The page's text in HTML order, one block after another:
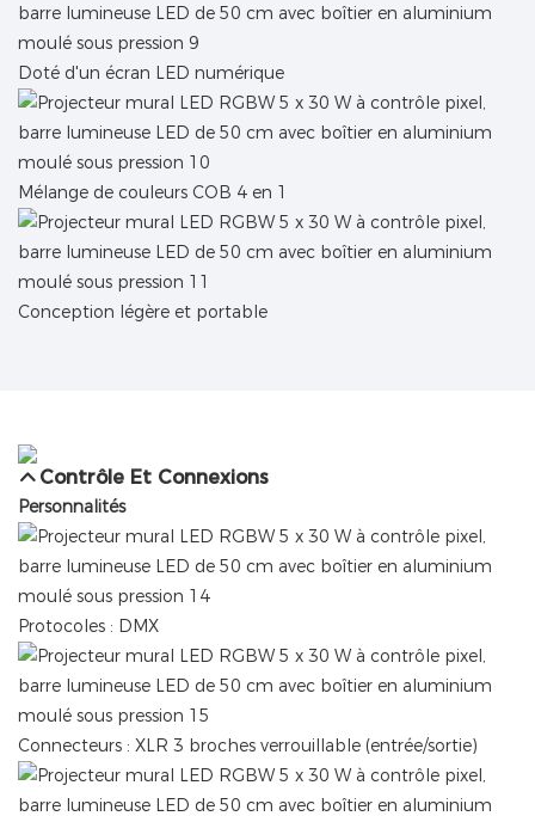
Doté d'un écran LED numérique
Mélange de couleurs COB 4 en 1
Conception légère et portable
Contrôle Et Connexions
Personnalités
Protocoles : DMX
Connecteurs : XLR 3 broches verrouillable (entrée/sortie)